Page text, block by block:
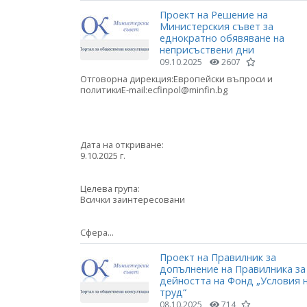
Проект на Решение на
Министерския съвет за
еднократно обявяване на
неприсъствени дни
09.10.2025 2607
Отговорна дирекция:Европейски въпроси и
политикиE-mail:ecfinpol@minfin.bg
Дата на откриване:
9.10.2025 г.
Целева група:
Всички заинтересовани
Сфера...
Проект на Правилник за
допълнение на Правилника за
дейността на Фонд „Условия
труд“
08.10.2025 714